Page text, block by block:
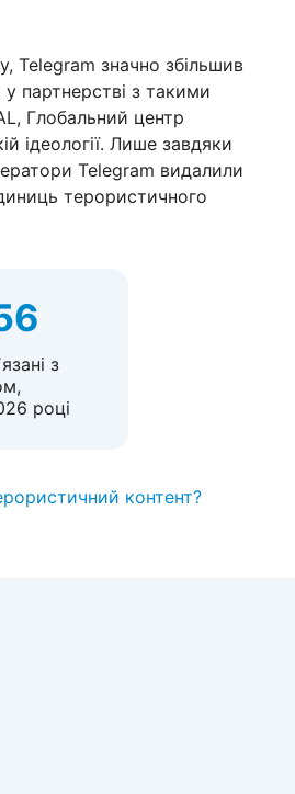
Telegram значно збільшив
партнерстві з такими
Глобальний центр
ідеології. Лише завдяки
Telegram видалили
терористичного
з
році
контент?